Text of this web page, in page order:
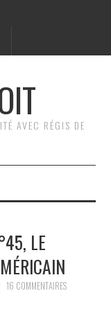
AVEC RÉGIS DE
LE
16 COMMENTAIRES